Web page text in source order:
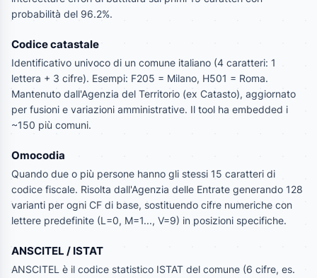
probabilità del 96.2%.
Codice catastale
Identificativo univoco di un comune italiano (4 caratteri: 1
lettera + 3 cifre). Esempi: F205 = Milano, H501 = Roma.
Mantenuto dall'Agenzia del Territorio (ex Catasto), aggiornato
per fusioni e variazioni amministrative. Il tool ha embedded i
~150 più comuni.
Omocodia
Quando due o più persone hanno gli stessi 15 caratteri di
codice fiscale. Risolta dall'Agenzia delle Entrate generando 128
varianti per ogni CF di base, sostituendo cifre numeriche con
lettere predefinite (L=0, M=1..., V=9) in posizioni specifiche.
ANSCITEL / ISTAT
ANSCITEL è il codice statistico ISTAT del comune (6 cifre, es.